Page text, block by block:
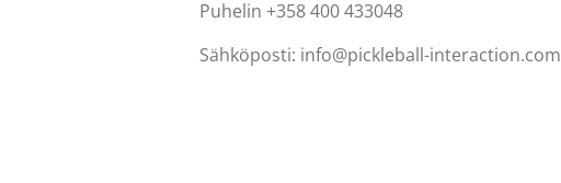
Puhelin +358 400 433048
Sähköposti: info@pickleball-interaction.com